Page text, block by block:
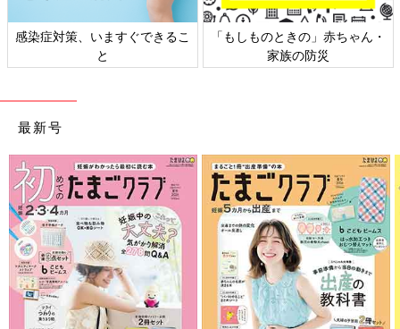
感染症対策、いますぐできるこ
と
「もしものときの」赤ちゃん・
家族の防災
最新号